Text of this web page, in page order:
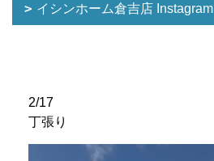
イシンホーム倉吉店 Instagram
2/17
丁張り